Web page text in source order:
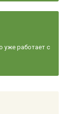
уже работает с